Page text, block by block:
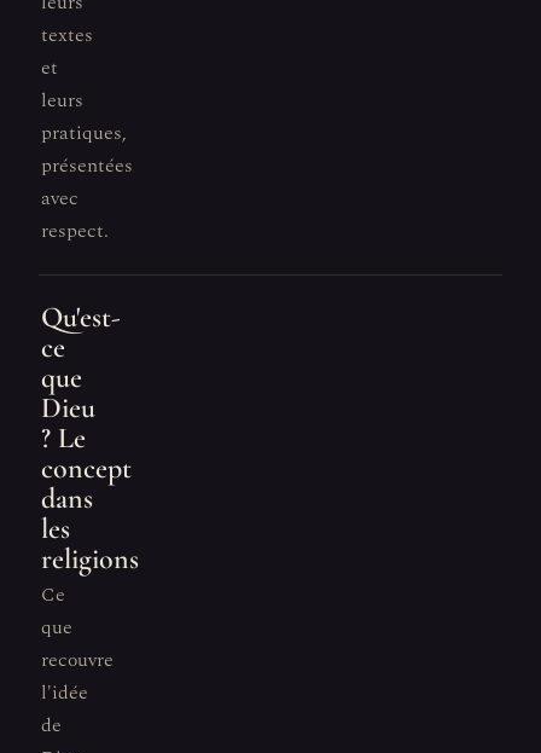
textes
et
leurs
pratiques,
présentées
avec
respect.
Qu'est-
ce
que
Dieu
? Le
concept
dans
les
religions
Ce
que
recouvre
l'idée
de